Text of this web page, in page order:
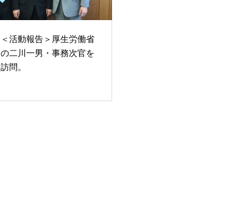
＜活動報告＞厚生労働省
の二川一男・事務次官を
訪問。